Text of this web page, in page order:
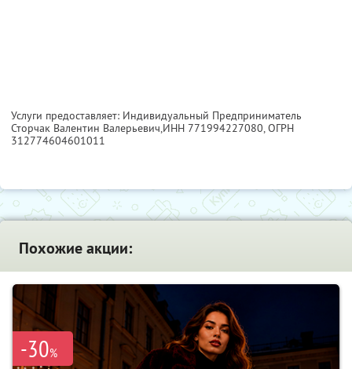
Услуги предоставляет: Индивидуальный Предприниматель
Сторчак Валентин Валерьевич,ИНН 771994227080, ОГРН
312774604601011
Похожие акции:
-30%